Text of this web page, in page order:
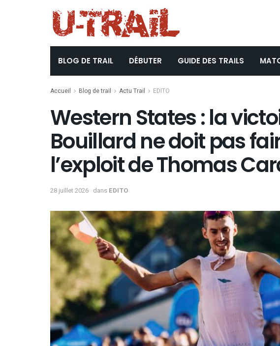
BLOG DE TRAIL DÉBUTER GUIDE DES TRAILS
Accueil Blog de trail Actu Trail EDITO
Western States : la
Bouillard ne doit pas
l’exploit de Thomas
28 juillet 2026 dans EDITO